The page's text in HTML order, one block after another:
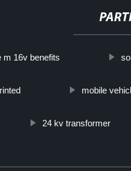
m 16v benefits
mobile
24 kv transformer